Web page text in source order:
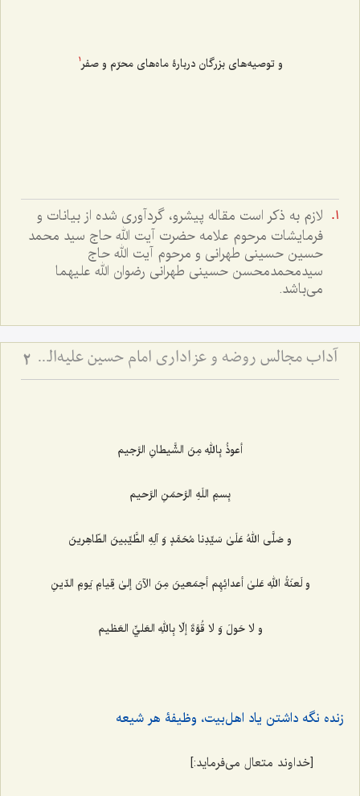
و توصیه‌های بزرگان دربارۀ ماه‌های محرّم و صفر1
لازم به ذکر است مقاله پیشرو، گردآوری شده از بیانات و
فرمایشات مرحوم علامه حضرت آیت الله حاج سید محمد
حسین حسینی طهرانی و مرحوم آیت الله حاج
سیدمحمدمحسن حسینی طهرانی رضوان الله علیهما
می‌باشد.
آداب مجالس روضه و عزاداری امام حسین علیه‌السلام - و توصیه‌های بزرگان دربارۀ ماه‌های محرّم و صفر 2
أعوذُ بِاللهِ مِنَ الشَّيطانِ الرَّجيم‌
بِسمِ اللَهِ الرَّحمَنِ الرَّحيم‌
و صَلَّى اللهُ عَلَىٰ سَيِّدِنا مُحَمَّدٍ وَ آلِهِ الطَّيِّبينَ الطّاهِرينَ‌
و لَعنَةُ اللهِ عَلیٰ أعدائِهِم أجمَعينَ مِنَ الآنَ إلىٰ قِيامِ يَومِ الدّينِ
و لا حَولَ وَ لا قُوَّةَ إلّا بِاللهِ العَليِّ العَظيم‌
زنده نگه ‌داشتن یاد اهل‌بیت، وظیفۀ هر شیعه
[خداوند متعال می‌فرماید:]